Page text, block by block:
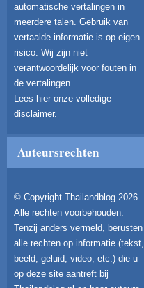
automatische vertalingen in
meerdere talen. Gebruik van
vertaalde informatie is op eigen
risico. Wij zijn niet
verantwoordelijk voor fouten in
de vertalingen.
Lees hier onze volledige
disclaimer.
Auteursrechten
© Copyright Thailandblog 2026.
Alle rechten voorbehouden.
Tenzij anders vermeld, berusten
alle rechten op informatie (tekst,
beeld, geluid, video, etc.) die u
op deze site aantreft bij